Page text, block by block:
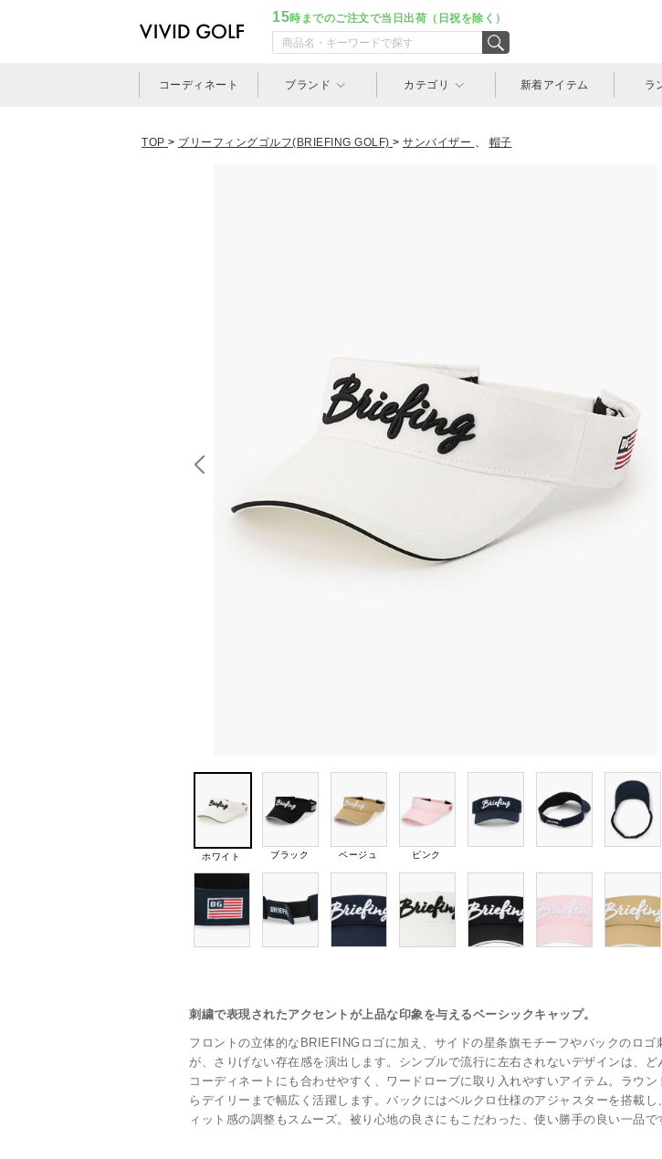
15時までのご注文で当日出荷（日祝を除く）
コーディネート ブランド カテゴリ 新着アイテム ラ
TOP > ブリーフィングゴルフ(BRIEFING GOLF) > サンバイザー 、 帽子
ホワイト ブラック ベージュ ピンク
刺繍で表現されたアクセントが上品な印象を与えるベーシックキャップ。
フロントの立体的なBRIEFINGロゴに加え、サイドの星条旗モチーフやバックのロゴ
が、さりげない存在感を演出します。シンプルで流行に左右されないデザインは、ど
コーディネートにも合わせやすく、ワードローブに取り入れやすいアイテム。ラウン
らデイリーまで幅広く活躍します。バックにはベルクロ仕様のアジャスターを搭載し
ィット感の調整もスムーズ。被り心地の良さにもこだわった、使い勝手の良い一品で